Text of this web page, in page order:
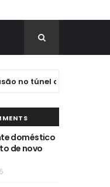
do Mangueirão
doméstico
de novo